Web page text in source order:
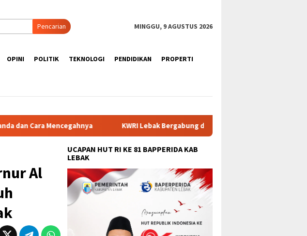
Pencarian MINGGU, 9 AGUSTUS 2026
OPINI POLITIK TEKNOLOGI PENDIDIKAN PROPERTI
KWRI Lebak Bergabung dengan PPI Gelar Senam Kebugaran HUT ke-81 RI, Pererat
Al
UCAPAN HUT RI KE 81 BAPPERIDA KAB
LEBAK